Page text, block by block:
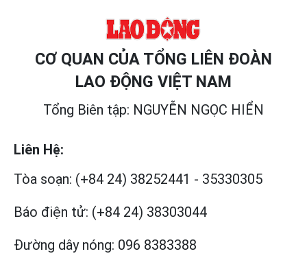
CƠ QUAN CỦA TỔNG LIÊN ĐOÀN
LAO ĐỘNG VIỆT NAM
Tổng Biên tập: NGUYỄN NGỌC HIỂN
Liên Hệ:
Tòa soạn: (+84 24) 38252441 - 35330305
Báo điện tử: (+84 24) 38303044
Đường dây nóng: 096 8383388